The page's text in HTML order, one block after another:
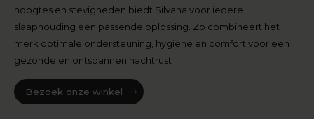
hoogtes en stevigheden biedt Silvana voor iedere
slaaphouding een passende oplossing. Zo combineert het
merk optimale ondersteuning, hygiëne en comfort voor een
gezonde en ontspannen nachtrust
Bezoek onze winkel